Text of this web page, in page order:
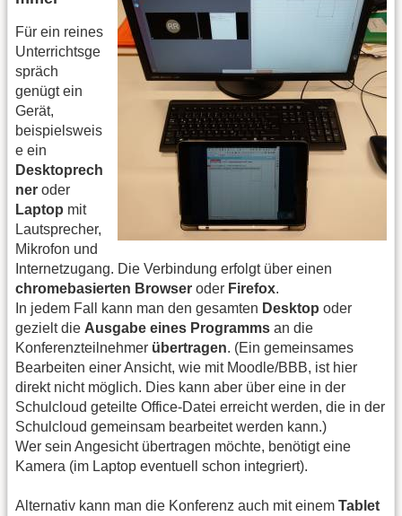
Für ein reines
Unterrichtsge
spräch
genügt ein
Gerät,
beispielsweis
e ein
Desktoprech
ner oder
Laptop mit
Lautsprecher,
Mikrofon und
Internetzugang. Die Verbindung erfolgt über einen
chromebasierten Browser oder Firefox.
In jedem Fall kann man den gesamten Desktop oder
gezielt die Ausgabe eines Programms an die
Konferenzteilnehmer übertragen. (Ein gemeinsames
Bearbeiten einer Ansicht, wie mit Moodle/BBB, ist hier
direkt nicht möglich. Dies kann aber über eine in der
Schulcloud geteilte Office-Datei erreicht werden, die in der
Schulcloud gemeinsam bearbeitet werden kann.)
Wer sein Angesicht übertragen möchte, benötigt eine
Kamera (im Laptop eventuell schon integriert).
Alternativ kann man die Konferenz auch mit einem Tablet